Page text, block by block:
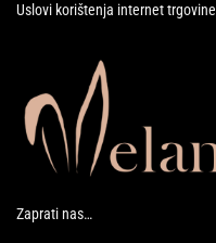
Uslovi korištenja internet trgovine
Zaprati nas…